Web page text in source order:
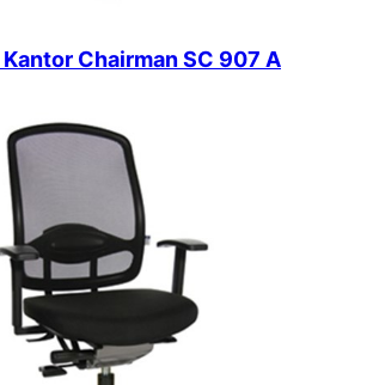
Chairman SC 907 A